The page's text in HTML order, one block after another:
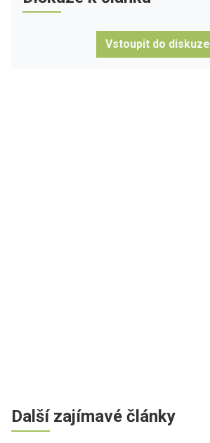
Vstoupit do diskuze
Další zajímavé články